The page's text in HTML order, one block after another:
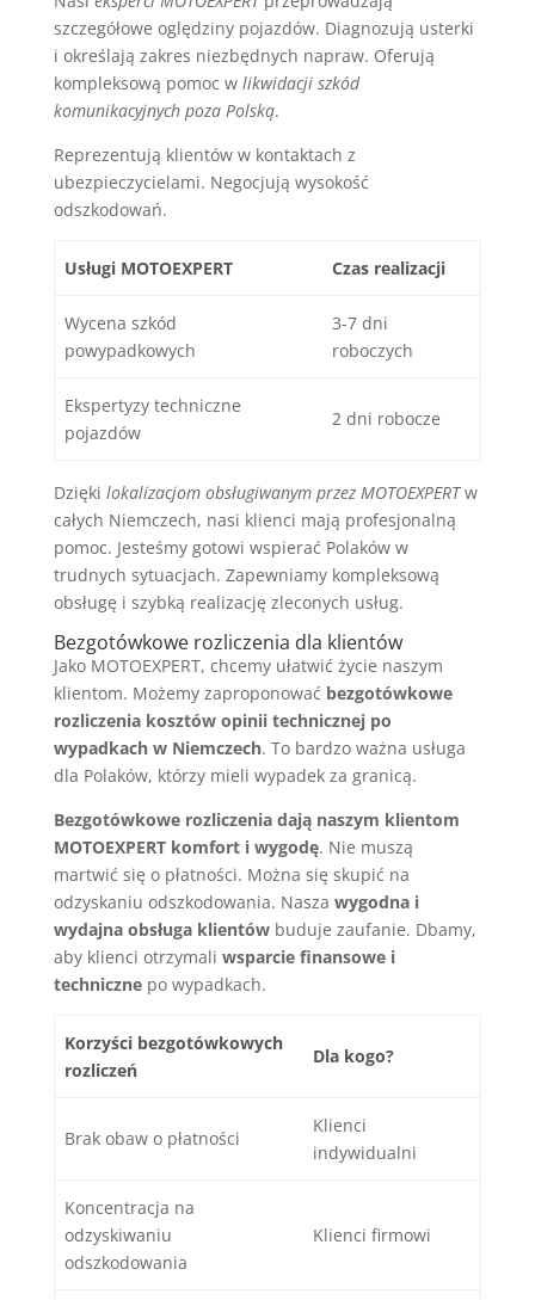
szczegółowe oględziny pojazdów. Diagnozują usterki
i określają zakres niezbędnych napraw. Oferują
kompleksową pomoc w likwidacji szkód
komunikacyjnych poza Polską.
Reprezentują klientów w kontaktach z
ubezpieczycielami. Negocjują wysokość
odszkodowań.
Usługi MOTOEXPERT Czas realizacji
Wycena szkód
powypadkowych
3-7 dni
roboczych
Ekspertyzy techniczne
pojazdów
2 dni robocze
Dzięki lokalizacjom obsługiwanym przez MOTOEXPERTw
całych Niemczech, nasi klienci mają profesjonalną
pomoc. Jesteśmy gotowi wspierać Polaków w
trudnych sytuacjach. Zapewniamy kompleksową
obsługę i szybką realizację zleconych usług.
Bezgotówkowe rozliczenia dla klientów
Jako MOTOEXPERT, chcemy ułatwić życie naszym
klientom. Możemy zaproponować bezgotówkowe
rozliczenia kosztów opinii technicznej po
wypadkach w Niemczech. To bardzo ważna usługa
dla Polaków, którzy mieli wypadek za granicą.
Bezgotówkowe rozliczenia dają naszym klientom
MOTOEXPERT komfort i wygodę. Nie muszą
martwić się o płatności. Można się skupić na
odzyskaniu odszkodowania. Nasza wygodna i
wydajna obsługa klientówbuduje zaufanie. Dbamy,
aby klienci otrzymali wsparcie finansowe i
technicznepo wypadkach.
Korzyści bezgotówkowych
rozliczeń
Dla kogo?
Brak obaw o płatności
Klienci
indywidualni
Koncentracja na
odzyskiwaniu
odszkodowania
Klienci firmowi